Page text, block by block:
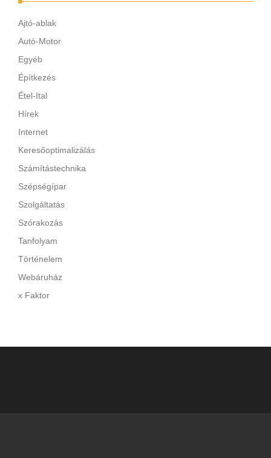
Ajtó-ablak
Autó-Motor
Egyéb
Építkezés
Étel-Ital
Hírek
Internet
Keresőoptimalizálás
Számítástechnika
Szépségípar
Szolgáltatás
Szórakozás
Tanfolyam
Történelem
Webáruház
x Faktor